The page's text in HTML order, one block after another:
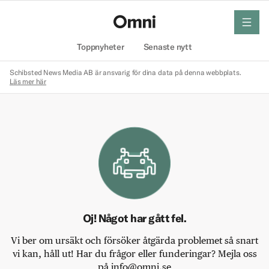
Toppnyheter Senaste nytt
meny
Schibsted News Media AB är ansvarig för dina data på denna webbplats.
Läs mer här
Oj! Något har gått fel.
Vi ber om ursäkt och försöker åtgärda problemet så snart
vi kan, håll ut! Har du frågor eller funderingar? Mejla oss